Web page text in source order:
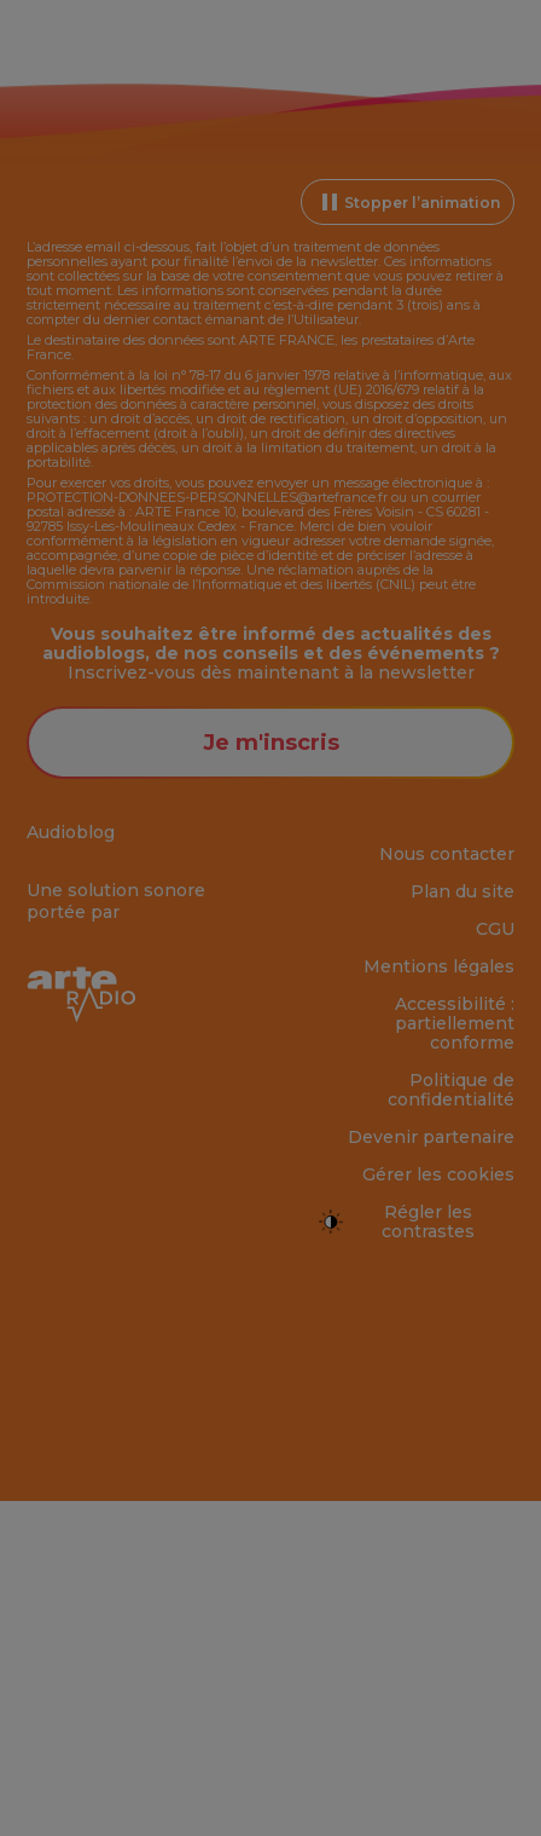
Stopper l’animation
L’adresse email ci-dessous, fait l’objet d’un traitement de données
personnelles ayant pour finalité l’envoi de la newsletter. Ces informations
sont collectées sur la base de votre consentement que vous pouvez retirer à
tout moment. Les informations sont conservées pendant la durée
strictement nécessaire au traitement c’est-à-dire pendant 3 (trois) ans à
compter du dernier contact émanant de l’Utilisateur.
Le destinataire des données sont ARTE FRANCE, les prestataires d’Arte
France.
Conformément à la loi n° 78-17 du 6 janvier 1978 relative à l’informatique, aux
fichiers et aux libertés modifiée et au règlement (UE) 2016/679 relatif à la
protection des données à caractère personnel, vous disposez des droits
suivants : un droit d’accès, un droit de rectification, un droit d’opposition, un
droit à l’effacement (droit à l’oubli), un droit de définir des directives
applicables après décès, un droit à la limitation du traitement, un droit à la
portabilité.
Pour exercer vos droits, vous pouvez envoyer un message électronique à :
PROTECTION-DONNEES-PERSONNELLES@artefrance.fr ou un courrier
postal adressé à : ARTE France 10, boulevard des Frères Voisin - CS 60281 -
92785 Issy-Les-Moulineaux Cedex - France. Merci de bien vouloir
conformément à la législation en vigueur adresser votre demande signée,
accompagnée, d’une copie de pièce d’identité et de préciser l’adresse à
laquelle devra parvenir la réponse. Une réclamation auprès de la
Commission nationale de l’Informatique et des libertés (CNIL) peut être
introduite.
Audioblog
Une solution sonore
portée par
Vous souhaitez être informé des actualités des
audioblogs, de nos conseils et des événements ?
Inscrivez-vous dès maintenant à la newsletter
Je m'inscris
Nous contacter
Plan du site
CGU
Mentions légales
Accessibilité :
partiellement
conforme
Politique de
confidentialité
Devenir partenaire
Gérer les cookies
Régler les
contrastes